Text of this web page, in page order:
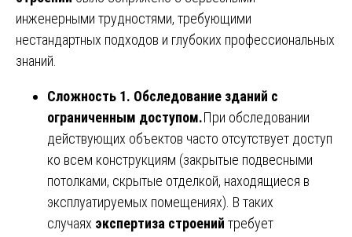
инженерными трудностями, требующими
нестандартных подходов и глубоких профессиональных
знаний.
Сложность 1. Обследование зданий с
ограниченным доступом.При обследовании
действующих объектов часто отсутствует доступ
ко всем конструкциям (закрытые подвесными
потолками, скрытые отделкой, находящиеся в
эксплуатируемых помещениях). В таких
случаях экспертиза строений требует